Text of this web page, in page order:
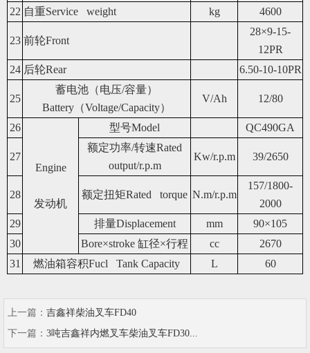
22 自重Service weight kg 4600
23 前轮Front
28×9-15-
12PR
24 后轮Rear 6.50-10-10PR
25
蓄电池（电压/容量）
Battery（Voltage/Capacity）
V/Ah 12/80
26
Engine
发动机
型号Model QC490GA
27
额定功率/转速Rated
output/r.p.m
Kw/r.p.m 39/2650
28 额定扭矩Rated torque N.m/r.p.m
157/1800-
2000
29
排量Displacement mm
90×105
30
Bore×stroke 缸径×行程 cc
2670
31
燃油箱容积Fucl Tank Capacity L 60
上一篇： 吉鑫祥柴油叉车FD40
下一篇： 3吨吉鑫祥内燃叉车柴油叉车FD30...